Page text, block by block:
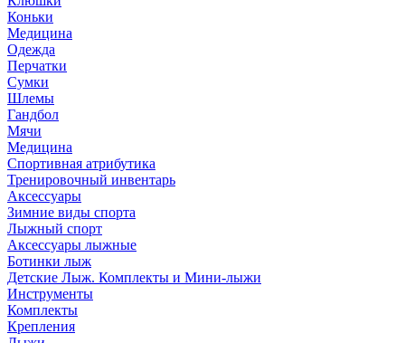
Коньки
Медицина
Одежда
Перчатки
Сумки
Шлемы
Гандбол
Мячи
Медицина
Спортивная атрибутика
Тренировочный инвентарь
Аксессуары
Зимние виды спорта
Лыжный спорт
Аксессуары лыжные
Ботинки лыж
Детские Лыж. Комплекты и Мини-лыжи
Инструменты
Комплекты
Крепления